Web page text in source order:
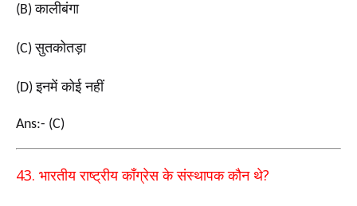
(B)कालीबंगा
(C)सुतकोतड़ा
(D)इनमें कोई नहीं
Ans:- (C)
43. भारतीय राष्ट्रीय काँग्रेस के संस्थापक कौन थे?